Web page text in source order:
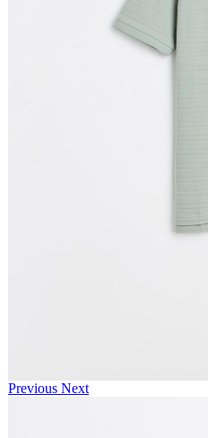
Previous Next